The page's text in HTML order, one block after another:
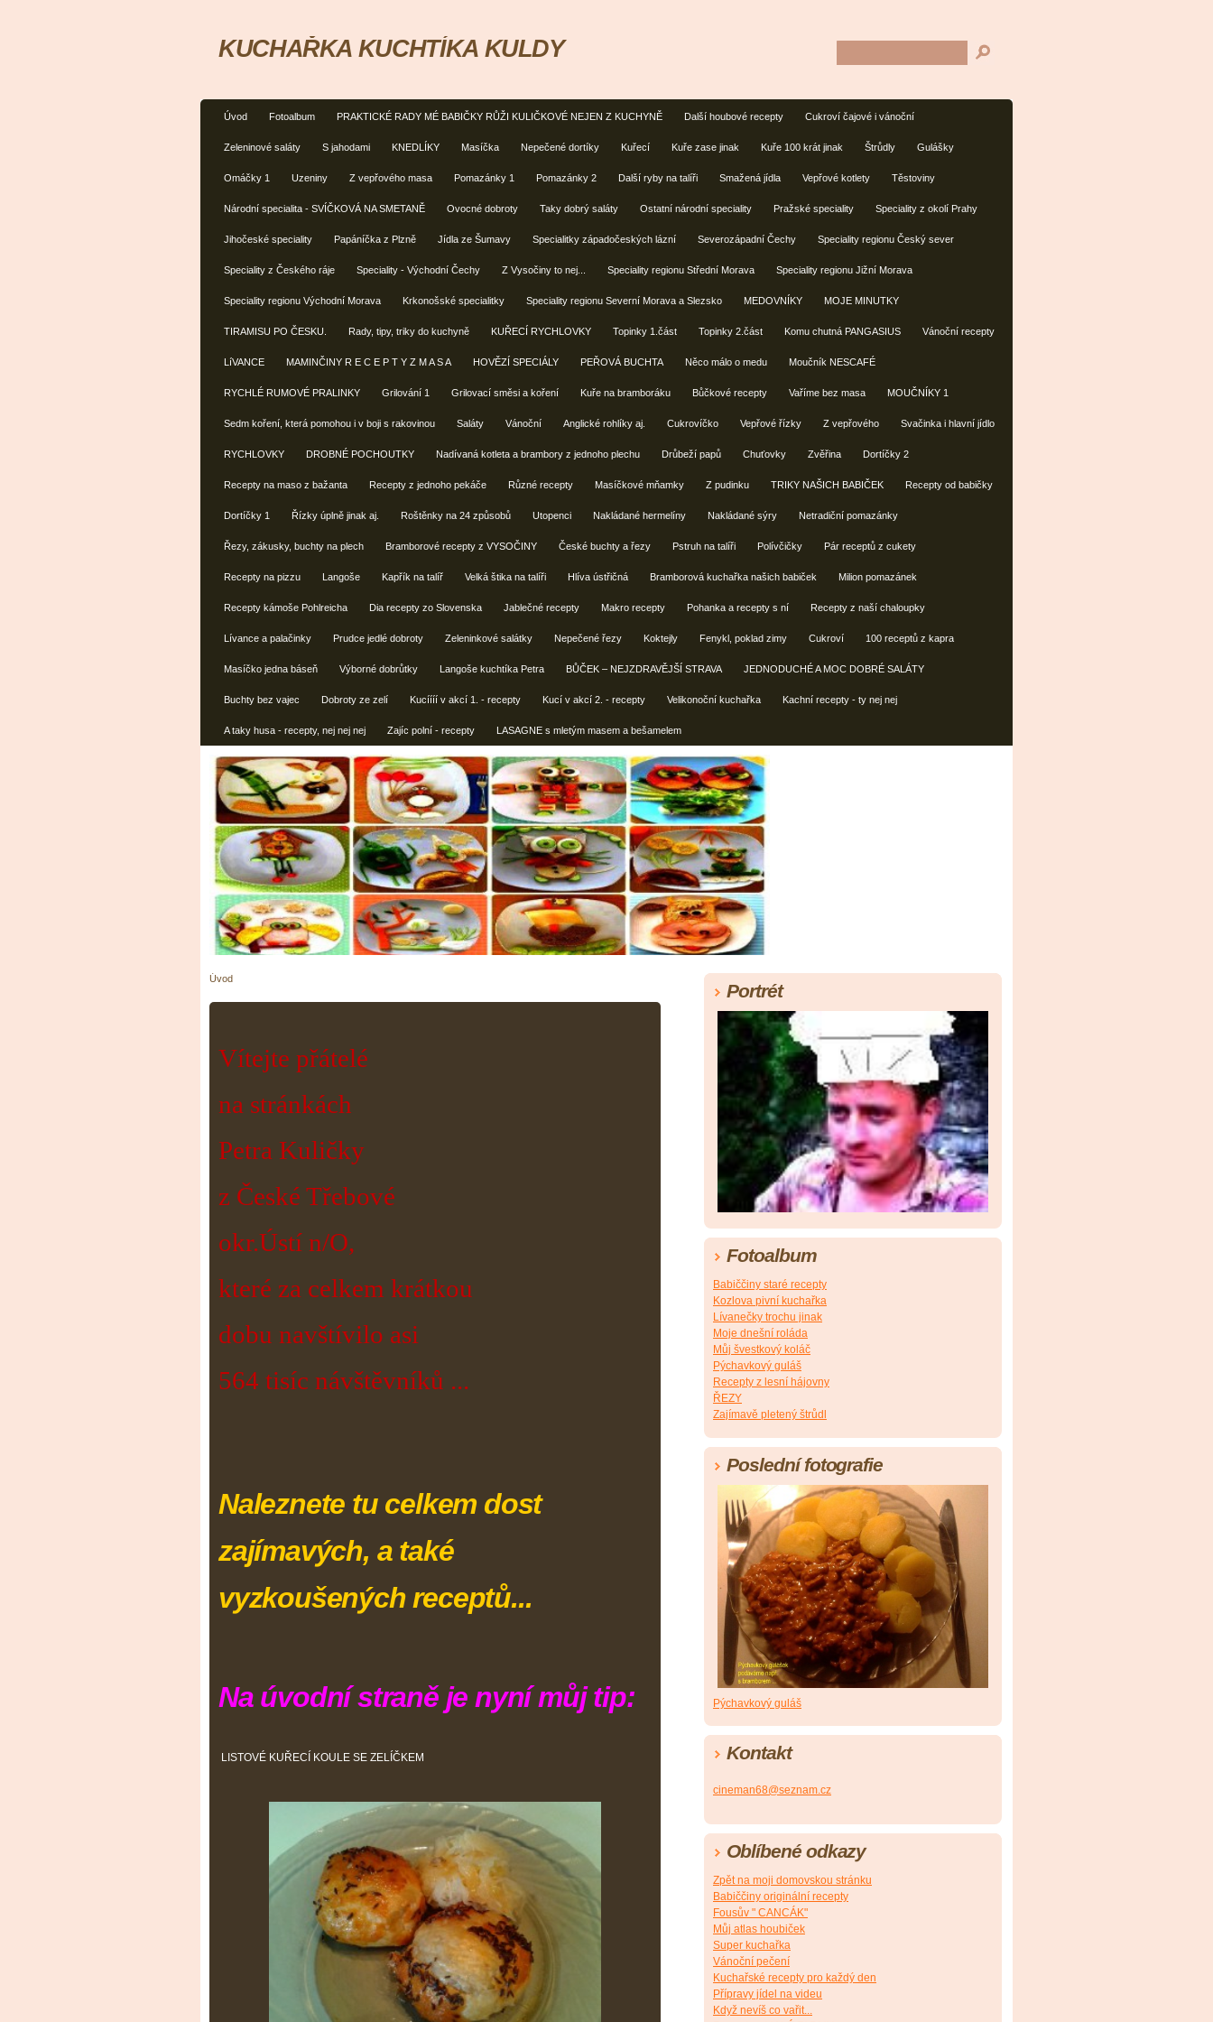
Úvod Fotoalbum PRAKTICKÉ RADY MÉ BABIČKY RŮŽI KULIČKOVÉ NEJEN Z KUCHYNĚ Další houbové recepty Cukroví čajové i vánoční
Zeleninové saláty S jahodami KNEDLÍKY Masíčka Nepečené dortíky Kuřecí Kuře zase jinak Kuře 100 krát jinak Štrůdly Gulášky
Omáčky 1 Uzeniny Z vepřového masa Pomazánky 1 Pomazánky 2 Další ryby na talíři Smažená jídla Vepřové kotlety Těstoviny
Národní specialita - SVÍČKOVÁ NA SMETANĚ Ovocné dobroty Taky dobrý saláty Ostatní národní speciality Pražské speciality Speciality z okolí Prahy
Jihočeské speciality Papáníčka z Plzně Jídla ze Šumavy Specialitky západočeských lázní Severozápadní Čechy Speciality regionu Český sever
Speciality z Českého ráje Speciality - Východní Čechy Z Vysočiny to nej... Speciality regionu Střední Morava Speciality regionu Jižní Morava
Speciality regionu Východní Morava Krkonošské specialitky Speciality regionu Severní Morava a Slezsko MEDOVNÍKY MOJE MINUTKY
TIRAMISU PO ČESKU. Rady, tipy, triky do kuchyně KUŘECÍ RYCHLOVKY Topinky 1.část Topinky 2.část Komu chutná PANGASIUS Vánoční recepty
LíVANCE MAMINČINY R E C E P T Y Z M A S A HOVĚZÍ SPECIÁLY PEŘOVÁ BUCHTA Něco málo o medu Moučník NESCAFÉ
RYCHLÉ RUMOVÉ PRALINKY Grilování 1 Grilovací směsi a koření Kuře na bramboráku Bůčkové recepty Vaříme bez masa MOUČNÍKY 1
Sedm koření, která pomohou i v boji s rakovinou Saláty Vánoční Anglické rohlíky aj. Cukrovíčko Vepřové řízky Z vepřového Svačinka i hlavní jídlo
RYCHLOVKY DROBNÉ POCHOUTKY Nadívaná kotleta a brambory z jednoho plechu Drůbeží papů Chuťovky Zvěřina Dortíčky 2
Recepty na maso z bažanta Recepty z jednoho pekáče Různé recepty Masíčkové mňamky Z pudinku TRIKY NAŠICH BABIČEK Recepty od babičky
Dortíčky 1 Řízky úplně jinak aj. Roštěnky na 24 způsobů Utopenci Nakládané hermelíny Nakládané sýry Netradiční pomazánky
Řezy, zákusky, buchty na plech Bramborové recepty z VYSOČINY České buchty a řezy Pstruh na talíři Polívčičky Pár receptů z cukety
Recepty na pizzu Langoše Kapřík na talíř Velká štika na talíři Hlíva ústřičná Bramborová kuchařka našich babiček Milion pomazánek
Recepty kámoše Pohlreicha Dia recepty zo Slovenska Jablečné recepty Makro recepty Pohanka a recepty s ní Recepty z naší chaloupky
Lívance a palačinky Prudce jedlé dobroty Zeleninkové salátky Nepečené řezy Koktejly Fenykl, poklad zimy Cukroví 100 receptů z kapra
Masíčko jedna báseň Výborné dobrůtky Langoše kuchtíka Petra BŮČEK – NEJZDRAVĚJŠÍ STRAVA JEDNODUCHÉ A MOC DOBRÉ SALÁTY
Buchty bez vajec Dobroty ze zelí Kucíííí v akcí 1. - recepty Kucí v akcí 2. - recepty Velikonoční kuchařka Kachní recepty - ty nej nej
A taky husa - recepty, nej nej nej Zajíc polní - recepty LASAGNE s mletým masem a bešamelem
KUCHAŘKA KUCHTÍKA KULDY
Úvod
Vítejte přátelé
na stránkách
Petra Kuličky
z České Třebové
okr.Ústí n/O,
které za celkem krátkou
dobu navštívilo asi
564 tisíc návštěvníků ...
Naleznete tu celkem dost
zajímavých, a také
vyzkoušenýchreceptů...
Na úvodní straně je nyní můj tip:
LISTOVÉ KUŘECÍ KOULE SE ZELÍČKEM
Portrét
Fotoalbum
Babiččiny staré recepty
Kozlova pivní kuchařka
Lívanečky trochu jinak
Moje dnešní roláda
Můj švestkový koláč
Pýchavkový guláš
Recepty z lesní hájovny
ŘEZY
Zajímavě pletený štrůdl
Poslední fotografie
Pýchavkový guláš
Kontakt
cineman68@seznam.cz
Oblíbené odkazy
Zpět na moji domovskou stránku
Babiččiny originální recepty
Fousův " CANCÁK"
Můj atlas houbiček
Super kuchařka
Vánoční pečení
Kuchařské recepty pro každý den
Přípravy jídel na videu
Když nevíš co vařit...